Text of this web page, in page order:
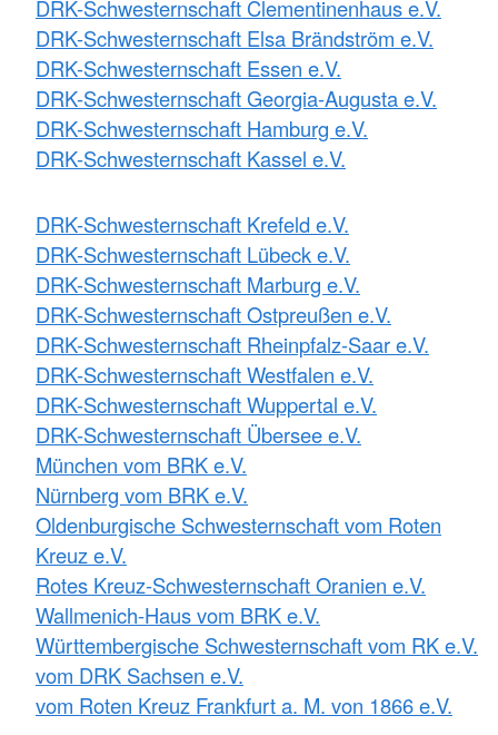
DRK-Schwesternschaft Clementinenhaus e.V.
DRK-Schwesternschaft Elsa Brändström e.V.
DRK-Schwesternschaft Essen e.V.
DRK-Schwesternschaft Georgia-Augusta e.V.
DRK-Schwesternschaft Hamburg e.V.
DRK-Schwesternschaft Kassel e.V.
DRK-Schwesternschaft Krefeld e.V.
DRK-Schwesternschaft Lübeck e.V.
DRK-Schwesternschaft Marburg e.V.
DRK-Schwesternschaft Ostpreußen e.V.
DRK-Schwesternschaft Rheinpfalz-Saar e.V.
DRK-Schwesternschaft Westfalen e.V.
DRK-Schwesternschaft Wuppertal e.V.
DRK-Schwesternschaft Übersee e.V.
München vom BRK e.V.
Nürnberg vom BRK e.V.
Oldenburgische Schwesternschaft vom Roten
Kreuz e.V.
Rotes Kreuz-Schwesternschaft Oranien e.V.
Wallmenich-Haus vom BRK e.V.
Württembergische Schwesternschaft vom RK e.V.
vom DRK Sachsen e.V.
vom Roten Kreuz Frankfurt a. M. von 1866 e.V.